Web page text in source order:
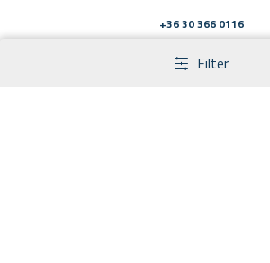
+36 30 366 0116
Filter